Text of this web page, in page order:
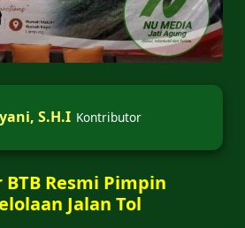
S.H.I Kontributor
Resmi Pimpin
Jalan Tol